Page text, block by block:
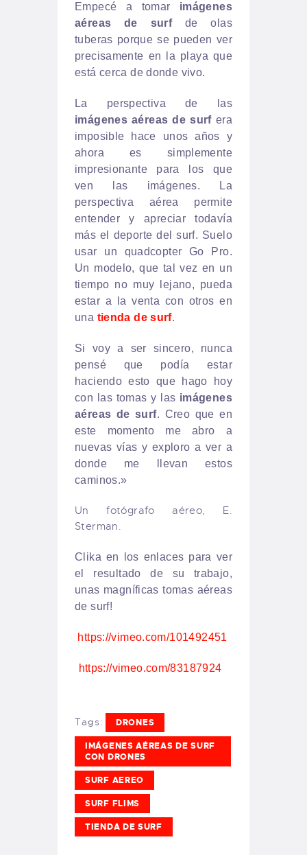
Empecé a tomar imágenes
aéreas de surf de olas
tuberas porque se pueden ver
precisamente en la playa que
está cerca de donde vivo.
La perspectiva de las
imágenes aéreas de surfera
imposible hace unos años y
ahora es simplemente
impresionante para los que
ven las imágenes. La
perspectiva aérea permite
entender y apreciar todavía
más el deporte del surf. Suelo
usar un quadcopter Go Pro.
Un modelo, que tal vez en un
tiempo no muy lejano, pueda
estar a la venta con otros en
una tienda de surf.
Si voy a ser sincero, nunca
pensé que podía estar
haciendo esto que hago hoy
con las tomas y las imágenes
aéreas de surf. Creo que en
este momento me abro a
nuevas vías y exploro a ver a
donde me llevan estos
caminos.»
Un fotógrafo aéreo, E.
Sterman.
Clika en los enlaces para ver
el resultado de su trabajo,
unas magníficas tomas aéreas
de surf!
https://vimeo.com/101492451
https://vimeo.com/83187924
Tags: DRONES
IMÁGENES AÉREAS DE SURF
CON DRONES
SURF AEREO
SURF FLIMS
TIENDA DE SURF